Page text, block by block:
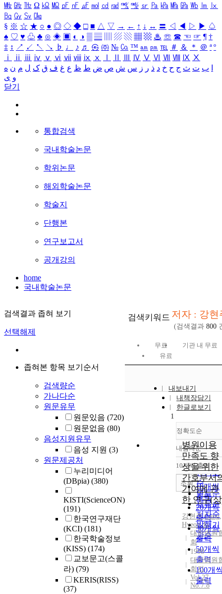
㎒ ㎓ ㎔ Ω ㏀ ㏁ ㎊ ㎋ ㎌ ㏖ ㏅ ㎭ ㎮ ㎯ ㏛ ㎩ ㎪ ㎫ ㎬ ㏝ ㏐
㏓
㏃ ㏉ ㏜ ㏆
§ ※ ☆ ★ ○ ● ◎ ◇ ◆ □ ■ △ ▽ → ← ↑ ↓ ↔ 〓 ◁ ◀ ▷ ▶ ♤
♠ ♡ ♥ ♧ ♣ ⊙ ◈ ▣ ◐ ◑ ▒ ▤ ▨ ▧ ▦ ▩ ♨ ☏ ☎ ☜ ☞ ¶ †
‡ ↕ ↗ ↙ ↖ ↘ ♭ ♩ ♪ ♬ ㉿ ㈜ № ㏇ ™ ㏂ ㏘ ℡ ＃ ＆ ＊ ＠ ª º
ⅰ
ⅱ ⅲ ⅳ ⅴ ⅵ ⅶ ⅷ ⅸ ⅹ Ⅳ Ⅴ Ⅵ Ⅶ Ⅷ Ⅸ Ⅹ
ب ت ث ج ح خ د ذ ر ز س ش ص ض ط ظ ع غ ف ق ک ل م ن ه
و ی
닫기
통합검색
국내학술논문
학위논문
해외학술논문
학술지
단행본
연구보고서
공개강의
home
국내학술논문
검색결과 좁혀 보기
선택해제
좁혀본 항목 보기순서
검색량순
가나다순
원문유무
원문있음 (720)
원문없음 (80)
음성지원유무
음성 지원 (3)
원문제공처
누리미디어
(DBpia) (380)
KISTI(ScienceON)
(191)
한국연구재단
(KCI) (181)
한국학술정보
(KISS) (174)
교보문고(스콜
라) (79)
KERIS(RISS)
(37)
검색키워드 저자 : 강현
(검색결과 800
무료
기관 내 무료
유료
내보내기
내책장담기
한글로보기
정확도순
정확도
순
인기도
순
연도순
제목순
저자순
발행기
관순
내림차순
내림차
10개씩 출력
10개씩
출력
20개씩
출력
30개씩
출력
50개씩
출력
100개
출력
조회
1
병원이용
만족도 향
상을 위한
간호부서
기여에 관
한 연구(
강현주,Gang,
Hyeon-Ju
대한병원
회
1998
대한병원
회지
Vol.27
No.7.8